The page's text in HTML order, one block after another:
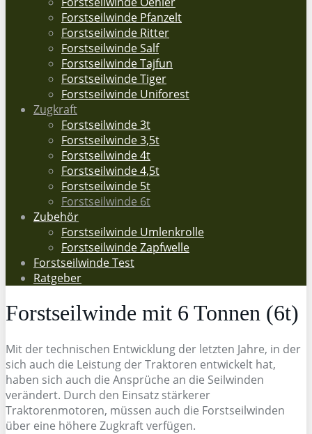
Forstseilwinde Pfanzelt
Forstseilwinde Ritter
Forstseilwinde Salf
Forstseilwinde Tajfun
Forstseilwinde Tiger
Forstseilwinde Uniforest
Zugkraft
Forstseilwinde 3t
Forstseilwinde 3,5t
Forstseilwinde 4t
Forstseilwinde 4,5t
Forstseilwinde 5t
Forstseilwinde 6t
Zubehör
Forstseilwinde Umlenkrolle
Forstseilwinde Zapfwelle
Forstseilwinde Test
Ratgeber
Forstseilwinde mit 6 Tonnen (6t)
Mit der technischen Entwicklung der letzten Jahre, in der
sich auch die Leistung der Traktoren entwickelt hat,
haben sich auch die Ansprüche an die Seilwinden
verändert. Durch den Einsatz stärkerer
Traktorenmotoren, müssen auch die Forstseilwinden
über eine höhere Zugkraft verfügen.